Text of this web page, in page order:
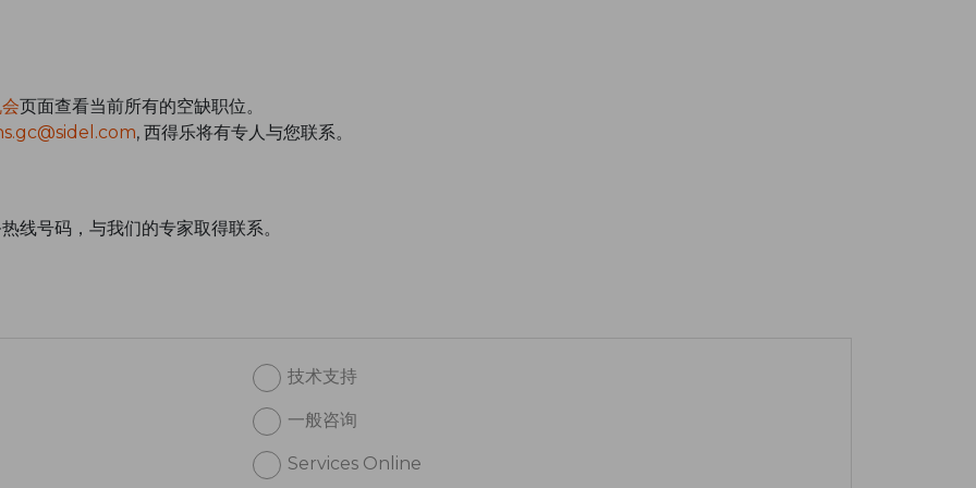
页面查看当前所有的空缺职位。
, 西得乐将有专人与您联系。
线号码，与我们的专家取得联系。
技术支持
一般咨询
Services Online